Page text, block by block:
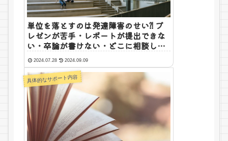
単位を落とすのは発達障害のせい⁈ プ
レゼンが苦手・レポートが提出できな
い・卒論が書けない・どこに相談した
らいいかわからない…つらい悩みを抱
える大学生さんが増加している原因と
対策【勉強面と心理面のWサポート・
家庭教師カウンセラーの経験から】
2024.07.28 2024.09.09
具体的なサポート内容